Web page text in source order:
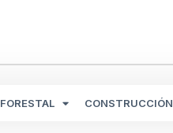
FORESTAL CONSTRUCCIÓN